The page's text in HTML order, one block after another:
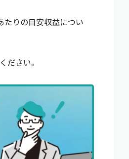
りの目安収益につい
ださい。